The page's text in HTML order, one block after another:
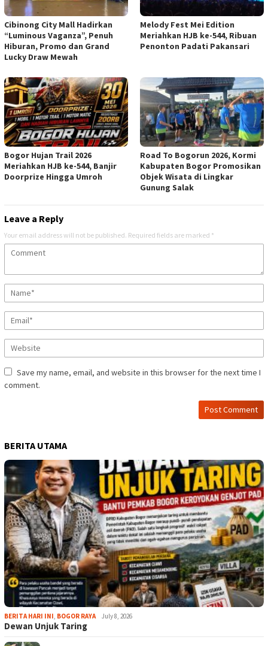
Cibinong City Mall Hadirkan
“Luminous Vaganza”, Penuh
Hiburan, Promo dan Grand
Lucky Draw Mewah
Melody Fest Mei Edition
Meriahkan HJB ke-544, Ribuan
Penonton Padati Pakansari
Bogor Hujan Trail 2026
Meriahkan HJB ke-544, Banjir
Doorprize Hingga Umroh
Road To Bogorun 2026, Kormi
Kabupaten Bogor Promosikan
Objek Wisata di Lingkar
Gunung Salak
Leave a Reply
Your email address will not be published. Required fields are marked *
Save my name, email, and website in this browser for the next time I
comment.
BERITA UTAMA
BERITA HARI INI BOGOR RAYA July 8, 2026
Dewan Unjuk Taring